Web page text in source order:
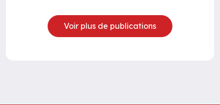
Voir plus de publications